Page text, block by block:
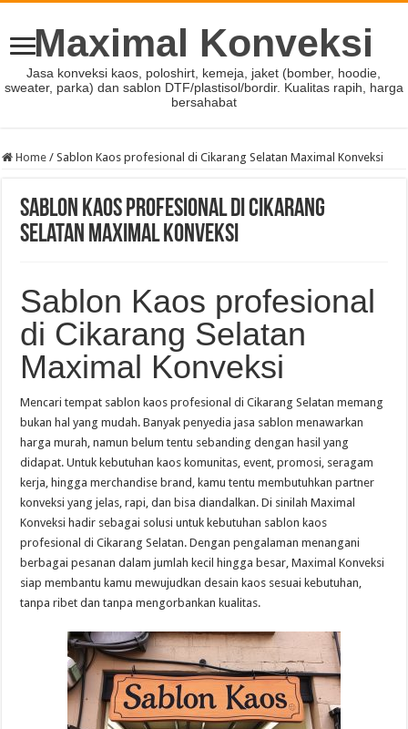
Maximal Konveksi
Jasa konveksi kaos, poloshirt, kemeja, jaket (bomber, hoodie,
sweater, parka) dan sablon DTF/plastisol/bordir. Kualitas rapih, harga
bersahabat
Home / Sablon Kaos profesional di Cikarang Selatan Maximal Konveksi
Sablon Kaos profesional di Cikarang
Selatan Maximal Konveksi
Sablon Kaos profesional
di Cikarang Selatan
Maximal Konveksi
Mencari tempat sablon kaos profesional di Cikarang Selatan memang
bukan hal yang mudah. Banyak penyedia jasa sablon menawarkan
harga murah, namun belum tentu sebanding dengan hasil yang
didapat. Untuk kebutuhan kaos komunitas, event, promosi, seragam
kerja, hingga merchandise brand, kamu tentu membutuhkan partner
konveksi yang jelas, rapi, dan bisa diandalkan. Di sinilah Maximal
Konveksi hadir sebagai solusi untuk kebutuhan sablon kaos
profesional di Cikarang Selatan. Dengan pengalaman menangani
berbagai pesanan dalam jumlah kecil hingga besar, Maximal Konveksi
siap membantu kamu mewujudkan desain kaos sesuai kebutuhan,
tanpa ribet dan tanpa mengorbankan kualitas.